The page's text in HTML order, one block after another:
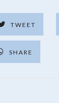
TWEET
SHARE